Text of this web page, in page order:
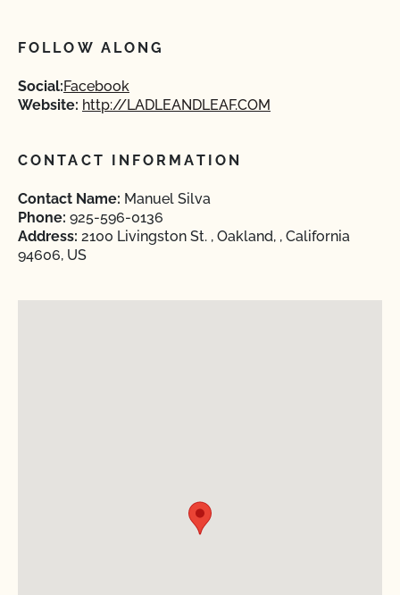
FOLLOW ALONG
Social:Facebook
Website: http://LADLEANDLEAF.COM
CONTACT INFORMATION
Contact Name: Manuel Silva
Phone: 925-596-0136
Address: 2100 Livingston St. , Oakland, , California
94606, US